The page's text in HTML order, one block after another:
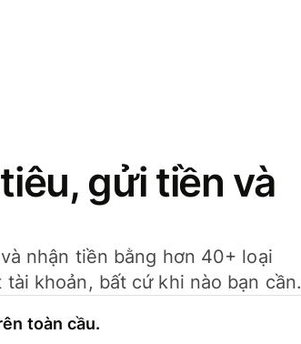
gửi tiền và
nhận tiền bằng hơn 40+ loại
khoản, bất cứ khi nào bạn cần.
toàn cầu.